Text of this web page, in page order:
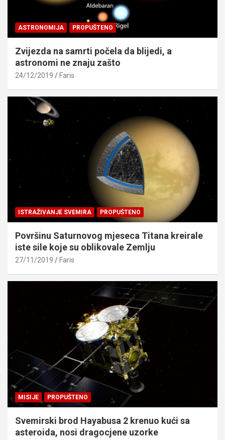
ASTRONOMIJA PROPUŠTENO
Zvijezda na samrti počela da blijedi, a
astronomi ne znaju zašto
24/12/2019 Faris
ISTRAŽIVANJE SVEMIRA PROPUŠTENO
Površinu Saturnovog mjeseca Titana kreirale
iste sile koje su oblikovale Zemlju
27/11/2019 Faris
MISIJE PROPUŠTENO
Svemirski brod Hayabusa 2 krenuo kući sa
asteroida, nosi dragocjene uzorke